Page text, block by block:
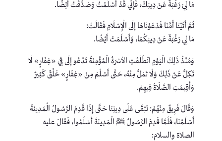
مَا لِيَ رَغْبَةٌ عَنْ دِينِكَ، فَإِنِّي قَدْ أَسْلَمْتُ وَصَدَّقْتُ أَيْضًا.
ثُمَّ أَتَيْنَا أُمَّنَا فَدَعَوْنَاهَا إِلَى الْإِسْلَامِ فَقَالَتْ:
مَا لِي رَغْبَةٌ عَنْ دِينِكُمَا، وَأَسْلَمَتْ أَيْضًا.
وَمُنْذُ ذَلِكَ الْيَوْمِ انْطَلَقَتِ الأسْرَةُ الْمُؤْمِنَةُ تَدْعُو إِلَى فِي «غِفَارٍ» لَا
تَكِلُّ عَنْ ذَلِكَ وَلَا تَمَلُّ مِنْهُ، حَتَّى أَسْلَمَ مِنْ «غِفَارٍ» خَلْقٌ كَثِيرٌ
وَأُقِيمَتِ الصَّلَاةُ فِيهِمْ.
وَقَالَ فَرِيقٌ مِنْهُمْ: نَبْقَى عَلَى دِينِنَا حَتَّى إِذَا قَدِمَ الرَّسُولُ الْمَدِينَةَ
أَسْلَمْنَا، فَلَمَّا قَدِمَ الرَّسُولُ ﷺ الْمَدِينَةَ أَسْلَمُوا، فَقَالَ عليه
الصلاة والسلام: